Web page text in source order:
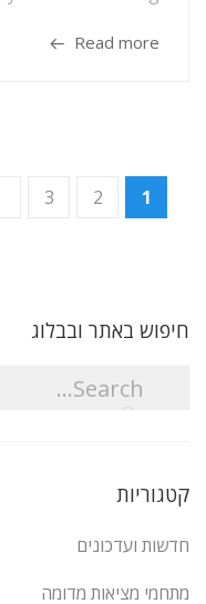
Read more
1
2
3
חיפוש באתר ובבלוג
קטגוריות
חדשות ועדכונים
מתחמי מציאות מדומה